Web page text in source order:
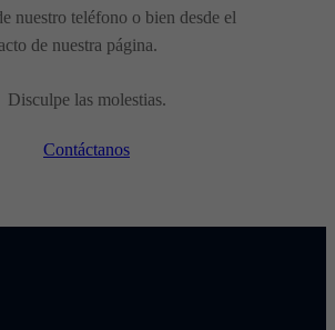
nuestro teléfono o bien desde el
de nuestra página.
Disculpe las molestias.
Contáctanos